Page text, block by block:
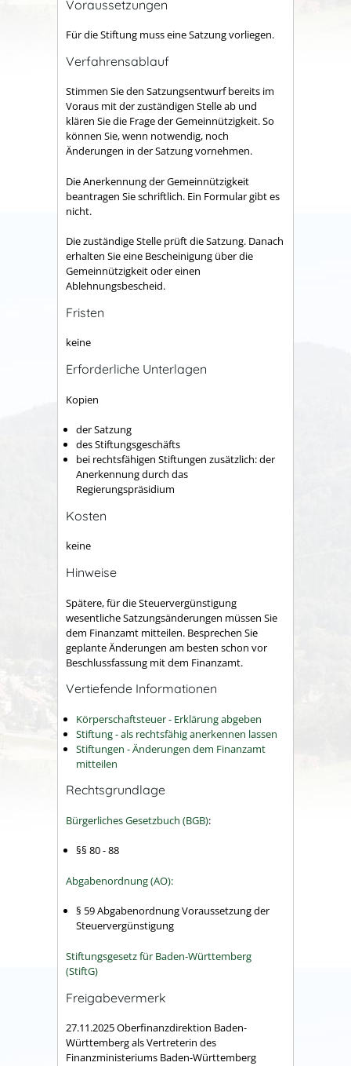
Voraussetzungen
Für die Stiftung muss eine Satzung vorliegen.
Verfahrensablauf
Stimmen Sie den Satzungsentwurf bereits im
Voraus mit der zuständigen Stelle ab und
klären Sie die Frage der Gemeinnützigkeit.So
können Sie, wenn notwendig, noch
Änderungen in der Satzung vornehmen.
Die Anerkennung der Gemeinnützigkeit
beantragen Sie schriftlich. Ein Formular gibt es
nicht.
Die zuständige Stelle prüft die Satzung. Danach
erhalten Sie eine Bescheinigung über die
Gemeinnützigkeit oder einen
Ablehnungsbescheid.
Fristen
keine
Erforderliche Unterlagen
Kopien
der Satzung
des Stiftungsgeschäfts
bei rechtsfähigen Stiftungen zusätzlich: der
Anerkennung durch das
Regierungspräsidium
Kosten
keine
Hinweise
Spätere, für die Steuervergünstigung
wesentliche Satzungsänderungen müssen Sie
dem Finanzamt mitteilen. Besprechen Sie
geplante Änderungen am besten schon vor
Beschlussfassung mit dem Finanzamt.
Vertiefende Informationen
Körperschaftsteuer - Erklärung abgeben
Stiftung - als rechtsfähig anerkennen lassen
Stiftungen - Änderungen dem Finanzamt
mitteilen
Rechtsgrundlage
Bürgerliches Gesetzbuch (BGB):
§§ 80 - 88
Abgabenordnung (AO):
§ 59 Abgabenordnung Voraussetzung der
Steuervergünstigung
Stiftungsgesetz für Baden-Württemberg
(StiftG)
Freigabevermerk
27.11.2025 Oberfinanzdirektion Baden-
Württemberg als Vertreterin des
Finanzministeriums Baden-Württemberg